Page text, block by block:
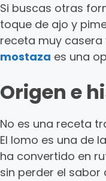
Si buscas otras
toque de ajo y
receta muy casera
mostaza es una
Origen e
No es una receta
El lomo es una de
ha convertido en
sin perder el sabor